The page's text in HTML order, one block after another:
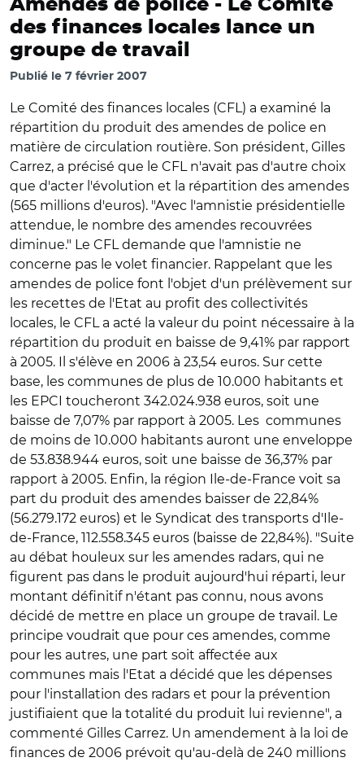
Amendes de police - Le Comité
des finances locales lance un
groupe de travail
Publié le 7 février 2007
Le Comité des finances locales (CFL) a examiné la
répartition du produit des amendes de police en
matière de circulation routière. Son président, Gilles
Carrez, a précisé que le CFL n'avait pas d'autre choix
que d'acter l'évolution et la répartition des amendes
(565 millions d'euros). "Avec l'amnistie présidentielle
attendue, le nombre des amendes recouvrées
diminue." Le CFL demande que l'amnistie ne
concerne pas le volet financier. Rappelant que les
amendes de police font l'objet d'un prélèvement sur
les recettes de l'Etat au profit des collectivités
locales, le CFL a acté la valeur du point nécessaire à la
répartition du produit en baisse de 9,41% par rapport
à 2005. Il s'élève en 2006 à 23,54 euros. Sur cette
base, les communes de plus de 10.000 habitants et
les EPCI toucheront 342.024.938 euros, soit une
baisse de 7,07% par rapport à 2005. Les communes
de moins de 10.000 habitants auront une enveloppe
de 53.838.944 euros, soit une baisse de 36,37% par
rapport à 2005. Enfin, la région Ile-de-France voit sa
part du produit des amendes baisser de 22,84%
(56.279.172 euros) et le Syndicat des transports d'Ile-
de-France, 112.558.345 euros (baisse de 22,84%). "Suite
au débat houleux sur les amendes radars, qui ne
figurent pas dans le produit aujourd'hui réparti, leur
montant définitif n'étant pas connu, nous avons
décidé de mettre en place un groupe de travail. Le
principe voudrait que pour ces amendes, comme
pour les autres, une part soit affectée aux
communes mais l'Etat a décidé que les dépenses
pour l'installation des radars et pour la prévention
justifiaient que la totalité du produit lui revienne", a
commenté Gilles Carrez. Un amendement à la loi de
finances de 2006 prévoit qu'au-delà de 240 millions